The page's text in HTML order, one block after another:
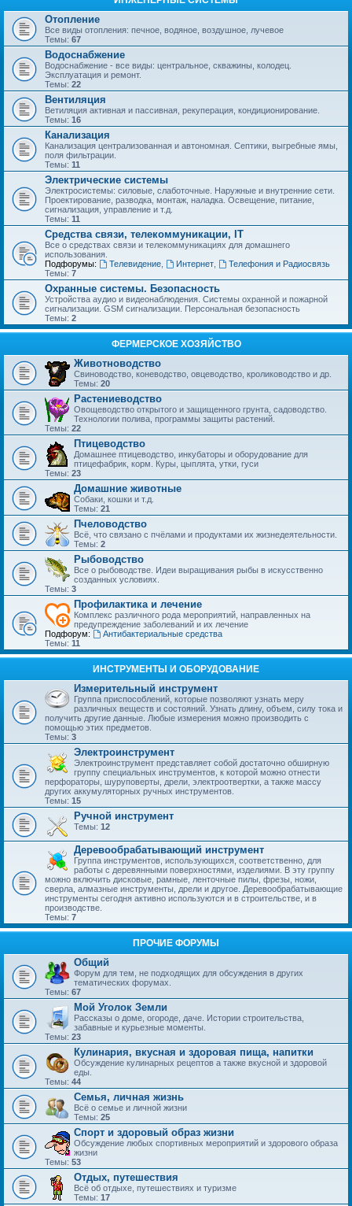
Отопление
Все виды отопления: печное, водяное, воздушное, лучевое
Темы: 67
Водоснабжение
Водоснабжение - все виды: центральное, скважины, колодец.
Эксплуатация и ремонт.
Темы: 22
Вентиляция
Ветиляция активная и пассивная, рекуперация, кондиционирование.
Темы: 16
Канализация
Канализация централизованная и автономная. Септики, выгребные ямы,
поля фильтрации.
Темы: 11
Электрические системы
Электросистемы: силовые, слаботочные. Наружные и внутренние сети.
Проектирование, разводка, монтаж, наладка. Освещение, питание,
сигнализация, управление и т.д.
Темы: 11
Средства связи, телекоммуникации, IT
Все о средствах связи и телекоммуникациях для домашнего
использования.
Подфорумы:
Телевидение, Интернет,
Телефония и Радиосвязь
Темы: 7
Охранные системы. Безопасность
Устройства аудио и видеонаблюдения. Системы охранной и пожарной
сигнализации. GSM сигнализации. Персональная безопасность
Темы: 2
ФЕРМЕРСКОЕ ХОЗЯЙСТВО
Животноводство
Свиноводство, коневодство, овцеводство, кролиководство и др.
Темы: 20
Растениеводство
Овощеводство открытого и защищенного грунта, садоводство.
Технологии полива, программы защиты растений.
Темы: 22
Птицеводство
Домашнее птицеводство, инкубаторы и оборудование для
птицефабрик, корм. Куры, цыплята, утки, гуси
Темы: 23
Домашние животные
Собаки, кошки и т.д.
Темы: 21
Пчеловодство
Всё, что связано с пчёлами и продуктами их жизнедеятельности.
Темы: 2
Рыбоводство
Все о рыбоводстве. Идеи выращивания рыбы в искусственно
созданных условиях.
Темы: 3
Профилактика и лечение
Комплекс различного рода мероприятий, направленных на
предупреждение заболеваний и их лечение
Подфорум:
Антибактериальные средства
Темы: 11
ИНСТРУМЕНТЫ И ОБОРУДОВАНИЕ
Измерительный инструмент
Группа приспособлений, которые позволяют узнать меру
различных веществ и состояний. Узнать длину, объем, силу тока и
получить другие данные. Любые измерения можно производить с
помощью этих предметов.
Темы: 3
Электроинструмент
Электроинструмент представляет собой достаточно обширную
группу специальных инструментов, к которой можно отнести
перфораторы, шуруповерты, дрели, электроотвертки, а также массу
других аккумуляторных ручных инструментов.
Темы: 15
Ручной инструмент
Темы: 12
Деревообрабатывающий инструмент
Группа инструментов, использующихся, соответственно, для
работы с деревянными поверхностями, изделиями. В эту группу
можно включить дисковые, рамные, ленточные пилы, фрезы, ножи,
сверла, алмазные инструменты, дрели и другое. Деревообрабатывающие
инструменты сегодня активно используются и в строительстве, и в
производстве.
Темы: 7
ПРОЧИЕ ФОРУМЫ
Общий
Форум для тем, не подходящих для обсуждения в других
тематических форумах.
Темы: 67
Мой Уголок Земли
Рассказы о доме, огороде, даче. Истории строительства,
забавные и курьезные моменты.
Темы: 23
Кулинария, вкусная и здоровая пища, напитки
Обсуждение кулинарных рецептов а также вкусной и здоровой
еды.
Темы: 44
Семья, личная жизнь
Всё о семье и личной жизни
Темы: 25
Спорт и здоровый образ жизни
Обсуждение любых спортивных мероприятий и здорового образа
жизни
Темы: 53
Отдых, путешествия
Всё об отдыхе, путешествиях и туризме
Темы: 17